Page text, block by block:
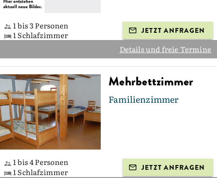
1 bis 3 Personen
1 Schlafzimmer
JETZT ANFRAGEN
Details und freie Termine
Mehrbettzimmer
Familienzimmer
1 bis 4 Personen
1 Schlafzimmer
JETZT ANFRAGEN